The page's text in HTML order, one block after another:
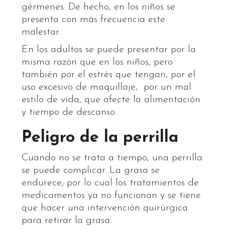
gérmenes. De hecho, en los niños se
presenta con más frecuencia este
malestar.
En los adultos se puede presentar por la
misma razón que en los niños, pero
también por el estrés que tengan, por el
uso excesivo de maquillaje, por un mal
estilo de vida, que afecte la alimentación
y tiempo de descanso.
Peligro de la perrilla
Cuando no se trata a tiempo, una perrilla
se puede complicar. La grasa se
endurece, por lo cual los tratamientos de
medicamentos ya no funcionan y se tiene
que hacer una intervención quirúrgica
para retirar la grasa.